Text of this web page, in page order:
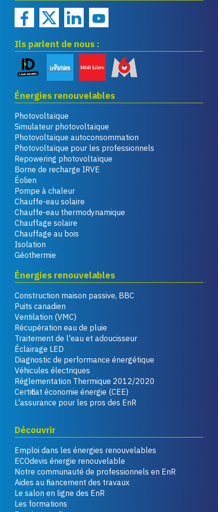
Ils parlent de nous :
Énergies renouvelables
Photovoltaïque
Simulateur photovoltaïque
Photovoltaïque autoconsommation
Photovoltaïque pour les professionnels
Repowering photovoltaïque
Borne de recharge IRVE
Éolien
Pompe à chaleur
Chauffe-eau solaire
Chauffe-eau thermodynamique
Chauffage solaire
Chauffage au bois
Isolation
Géothermie
Énergies renouvelables
Construction maison passive, BBC
Puits canadien
Ventilation (VMC)
Récupération eau de pluie
Traitement de l'eau et adoucisseur
Éclairage LED
Diagnostic de performance énergétique
Véhicules électriques
Réglementation Thermique 2012/2020
Certificat économie énergie (CEE)
L'assurance pour les pros des EnR
Découvrir
Emploi dans les énergies renouvelables
ECOdevis énergie renouvelable
Notre communauté de professionnels en EnR
Aides au financement des travaux
Le salon en ligne des EnR
Les formations